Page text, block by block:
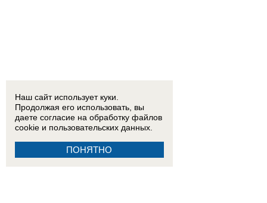
Наш сайт использует куки.
Продолжая его использовать, вы
даете согласие на обработку файлов
cookie и пользовательских данных.
ПОНЯТНО